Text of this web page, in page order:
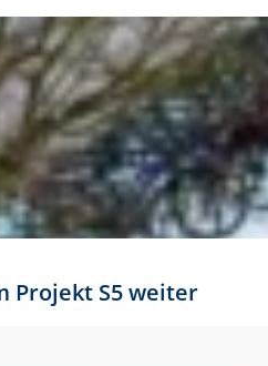
Projekt S5 weiter